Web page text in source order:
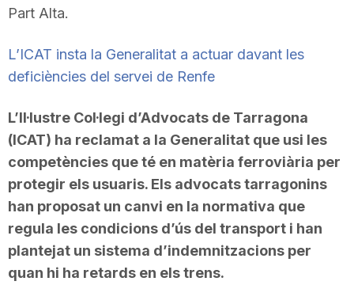
Part Alta.
L’ICAT insta la Generalitat a actuar davant les
deficiències del servei de Renfe
L’Il·lustre Col·legi d’Advocats de Tarragona
(ICAT) ha reclamat a la Generalitat que usi les
competències que té en matèria ferroviària per
protegir els usuaris. Els advocats tarragonins
han proposat un canvi en la normativa que
regula les condicions d’ús del transport i han
plantejat un sistema d’indemnitzacions per
quan hi ha retards en els trens.